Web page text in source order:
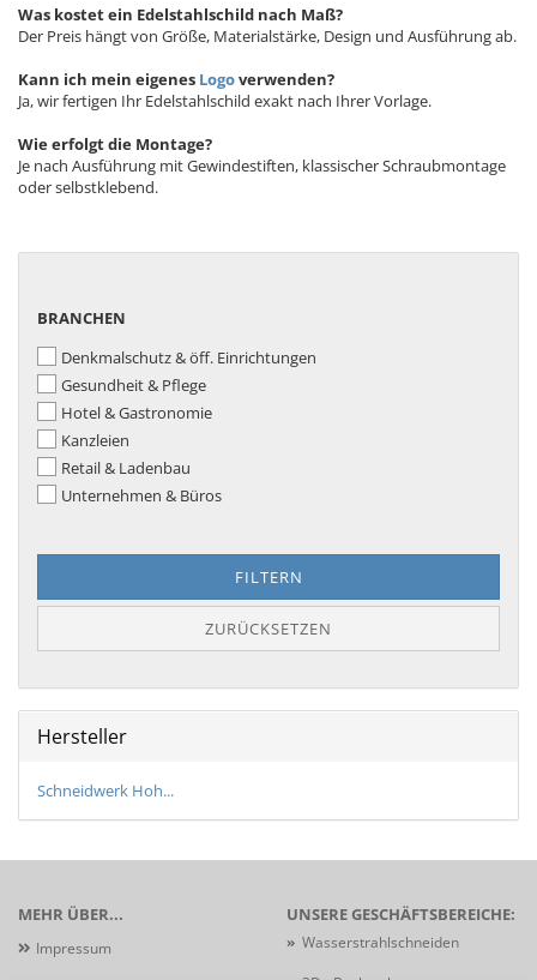
Was kostet ein Edelstahlschild nach Maß?
Der Preis hängt von Größe, Materialstärke, Design und Ausführung ab.
Kann ich mein eigenes Logoverwenden?
Ja, wir fertigen Ihr Edelstahlschild exakt nach Ihrer Vorlage.
Wie erfolgt die Montage?
Je nach Ausführung mit Gewindestiften, klassischer Schraubmontage
oder selbstklebend.
BRANCHEN
BRANCHEN
Denkmalschutz & öff. Einrichtungen
Gesundheit & Pflege
Hotel & Gastronomie
Kanzleien
Retail & Ladenbau
Unternehmen & Büros
FILTERN
ZURÜCKSETZEN
Hersteller
Schneidwerk Hoh...
MEHR ÜBER...
Impressum
UNSERE GESCHÄFTSBEREICHE:
» Wasserstrahlschneiden